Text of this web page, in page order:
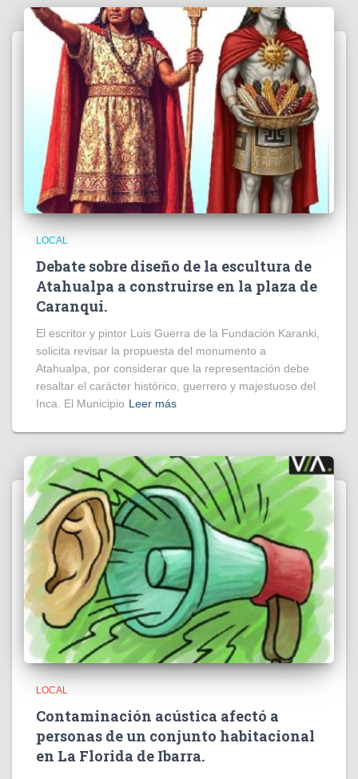
LOCAL
Debate sobre diseño de la escultura de
Atahualpa a construirse en la plaza de
Caranqui.
El escritor y pintor Luis Guerra de la Fundación Karanki,
solicita revisar la propuesta del monumento a
Atahualpa, por considerar que la representación debe
resaltar el carácter histórico, guerrero y majestuoso del
Inca. El Municipio Leer más
LOCAL
Contaminación acústica afectó a
personas de un conjunto habitacional
en La Florida de Ibarra.